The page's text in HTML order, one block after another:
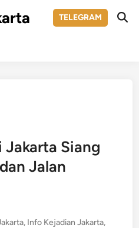
TELEGRAM
Jakarta Siang
Jalan
, Info Kejadian Jakarta,